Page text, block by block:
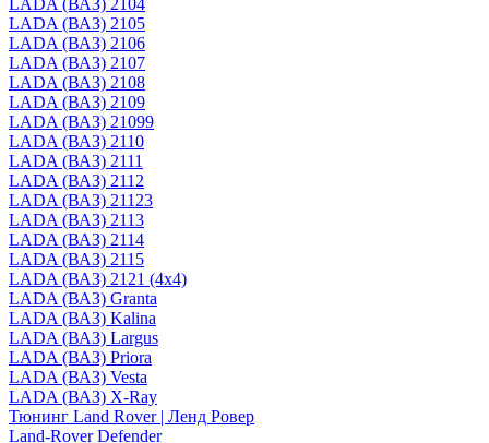
LADA (ВАЗ) 2104
LADA (ВАЗ) 2105
LADA (ВАЗ) 2106
LADA (ВАЗ) 2107
LADA (ВАЗ) 2108
LADA (ВАЗ) 2109
LADA (ВАЗ) 21099
LADA (ВАЗ) 2110
LADA (ВАЗ) 2111
LADA (ВАЗ) 2112
LADA (ВАЗ) 21123
LADA (ВАЗ) 2113
LADA (ВАЗ) 2114
LADA (ВАЗ) 2115
LADA (ВАЗ) 2121 (4x4)
LADA (ВАЗ) Granta
LADA (ВАЗ) Kalina
LADA (ВАЗ) Largus
LADA (ВАЗ) Priora
LADA (ВАЗ) Vesta
LADA (ВАЗ) X-Ray
Тюнинг Land Rover | Ленд Ровер
Land-Rover Defender